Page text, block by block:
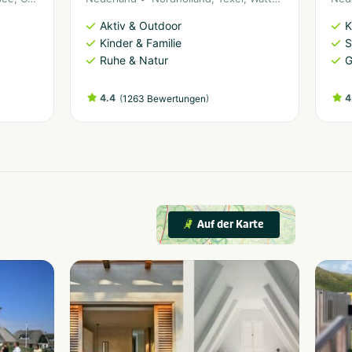
Aktiv & Outdoor
Kinder & Familie
Ruhe & Natur
4.4 (1263 Bewertungen)
Auf der Karte